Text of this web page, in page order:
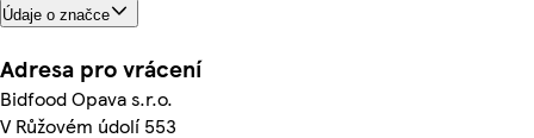
Údaje o značce
Adresa pro vrácení
Bidfood Opava s.r.o.
V Růžovém údolí 553